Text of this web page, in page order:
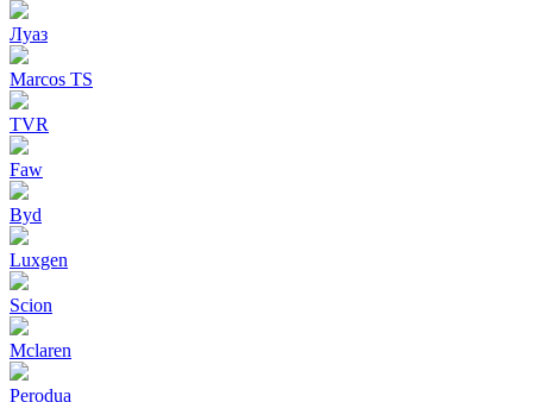
Луаз
Marcos TS
TVR
Faw
Byd
Luxgen
Scion
Mclaren
Perodua